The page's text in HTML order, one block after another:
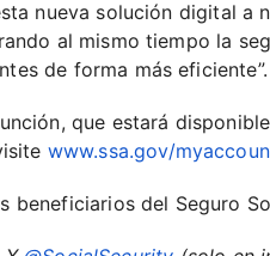
nueva solución digital a
al mismo tiempo la
de forma más eficiente”.
que estará
www.ssa.gov/
beneficiarios del Seguro